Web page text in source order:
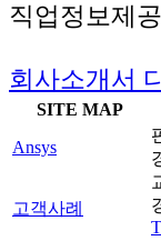
직업정보제
회사소개서
SITE MAP
Ansys
고객사례